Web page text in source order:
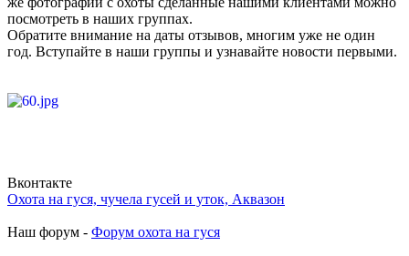
посмотреть в наших группах.
Обратите внимание на даты отзывов, многим уже не один
год. Вступайте в наши группы и узнавайте новости первыми.
Вконтакте
Охота на гуся, чучела гусей и уток, Аквазон
Наш форум - Форум охота на гуся